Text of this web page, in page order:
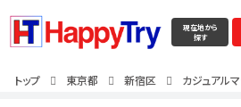
現在地から
探す
トップ 東京都 新宿区 カジュアル